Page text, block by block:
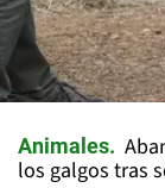
Animales
los galgos tras